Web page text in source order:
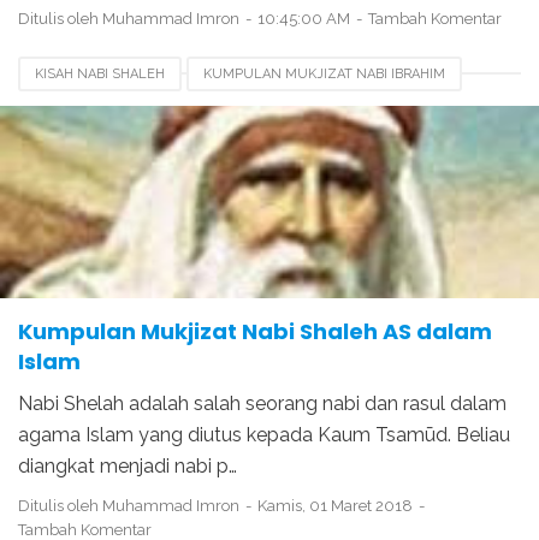
Ditulis oleh Muhammad Imron 10:45:00 AM Tambah Komentar
KISAH NABI SHALEH KUMPULAN MUKJIZAT NABI IBRAHIM
KUMPULAN MUKJIZAT NABI SHALEH
KUMPULAN MUKJIZAT NABI SULAIMAN MUKJIZAT NABI LUTH
MUKJIZAT NABI SHOLEH
Kumpulan Mukjizat Nabi Shaleh AS dalam
Islam
Nabi Shelah adalah salah seorang nabi dan rasul dalam
agama Islam yang diutus kepada Kaum Tsamūd. Beliau
diangkat menjadi nabi p…
Ditulis oleh Muhammad Imron
Kamis, 01 Maret 2018
Tambah Komentar